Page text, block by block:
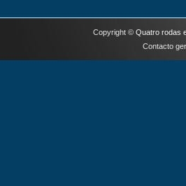
Copyright © Quatro rodas
Contacto